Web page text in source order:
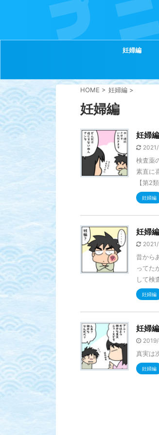
妊婦編
HOME > 妊婦編 >
妊婦編
妊婦
検査薬
素直に
【第2
妊婦編
妊婦
昔から
ってた
して検
妊婦編
妊婦
真実は
妊婦編